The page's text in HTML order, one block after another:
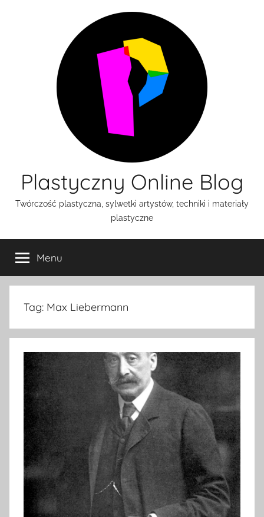
Plastyczny Online Blog
Twórczość plastyczna, sylwetki artystów, techniki i materiały
plastyczne
Menu
Tag: Max Liebermann